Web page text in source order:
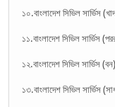
১০.বাংলাদেশ সিভিল সার্ভিস
১১.বাংলাদেশ সিভিল সার্ভিস
১২.বাংলাদেশ সিভিল সার্ভিস
১৩.বাংলাদেশ সিভিল সার্ভিস